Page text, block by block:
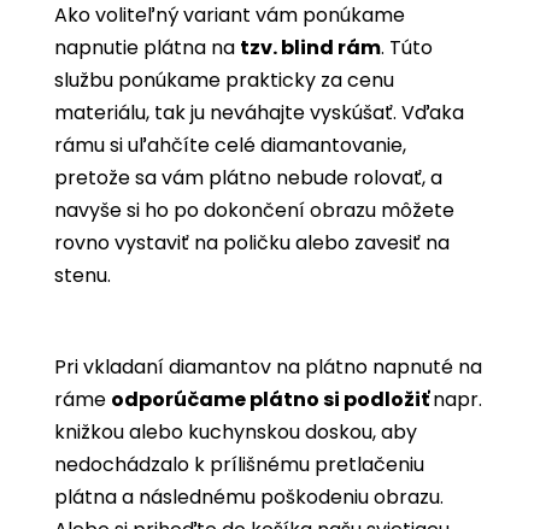
Ako voliteľný variant vám ponúkame
napnutie plátna na tzv. blind rám. Túto
službu ponúkame prakticky za cenu
materiálu, tak ju neváhajte vyskúšať. Vďaka
rámu si uľahčíte celé diamantovanie,
pretože sa vám plátno nebude rolovať, a
navyše si ho po dokončení obrazu môžete
rovno vystaviť na poličku alebo zavesiť na
stenu.
Pri vkladaní diamantov na plátno napnuté na
ráme odporúčame plátno si podložiťnapr.
knižkou alebo kuchynskou doskou, aby
nedochádzalo k prílišnému pretlačeniu
plátna a následnému poškodeniu obrazu.